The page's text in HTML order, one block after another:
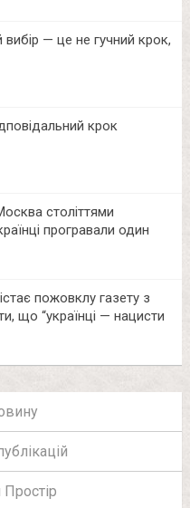
вибір — це не гучний крок,
крок
століттями
програвали один
пожовклу газету з
що “українці — нацисти